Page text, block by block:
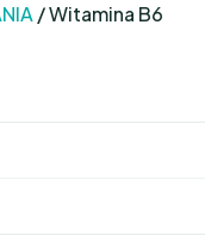
/ Witamina B6